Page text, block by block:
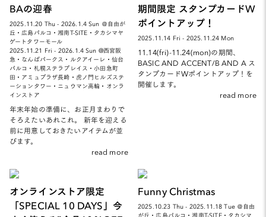
BAの迎春
2025.11.20 Thu - 2026.1.4 Sun ＠自由が
丘・広島パルコ・湘南T-SITE・タカシマヤ
ゲートタワーモール
2025.11.21 Fri - 2026.1.4 Sun @西宮阪
急・なんばパークス・ルクアイーレ・仙台
パルコ・札幌ステラプレイス・小田急町
田・アミュプラザ長崎・虎ノ門ヒルズステ
ーションタワー・ニュウマン高輪・オンラ
インストア
年末年始の準備に、お正月まわりで
そろえたいあれこれ。 新年を迎える
前に用意しておきたいアイテムが並
びます。
read more
期間限定 スタンプカードW
ポイントアップ！
2025.11.14 Fri - 2025.11.24 Mon
11.14(fri)-11.24(mon)の期間、
BASIC AND ACCENT/B AND A ス
タンプカードWポイントアップ！を
開催します。
read more
オンラインストア限定
「SPECIAL 10 DAYS」今
Funny Christmas
2025.10.23 Thu - 2025.11.18 Tue ＠自由
が丘・広島パルコ・湘南T-SITE・タカシマ